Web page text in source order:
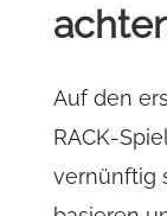
Auf den
RACK-
vernünftig